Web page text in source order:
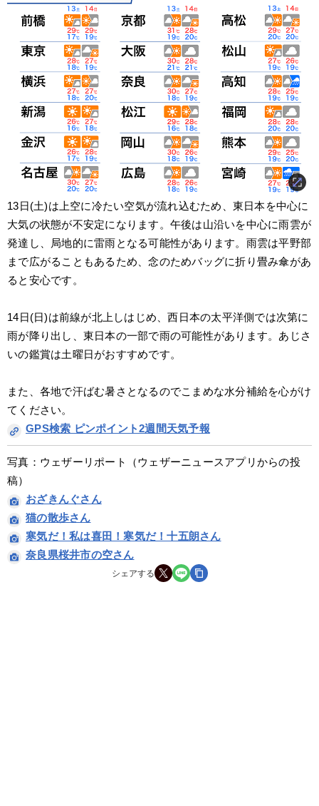
13日(土)は上空に冷たい空気が流れ込むため、東日本を中心に
大気の状態が不安定になります。午後は山沿いを中心に雨雲が
発達し、局地的に雷雨となる可能性があります。雨雲は平野部
まで広がることもあるため、念のためバッグに折り畳み傘があ
ると安心です。
14日(日)は前線が北上しはじめ、西日本の太平洋側では次第に
雨が降り出し、東日本の一部で雨の可能性があります。あじさ
いの鑑賞は土曜日がおすすめです。
また、各地で汗ばむ暑さとなるのでこまめな水分補給を心がけ
てください。
GPS検索 ピンポイント2週間天気予報
写真：ウェザーリポート（ウェザーニュースアプリからの投
稿）
おざきんぐさん
猫の散歩さん
寒気だ！私は喜田！寒気だ！十五朗さん
奈良県桜井市の空さん
シェアする